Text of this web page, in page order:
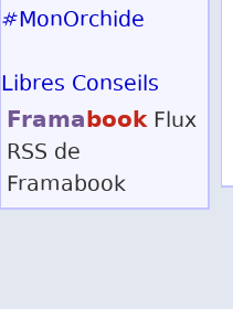
#MonOrchide
Libres Conseils
Framabook Flux
RSS de
Framabook